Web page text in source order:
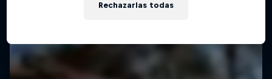
Rechazarlas todas